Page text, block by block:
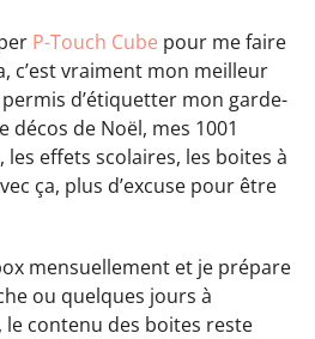
P-Touch Cube pour me faire
c’est vraiment mon meilleur
permis d’étiquetter mon garde-
décos de Noël, mes 1001
les effets scolaires, les boites à
ça, plus d’excuse pour être
mensuellement et je prépare
ou quelques jours à
le contenu des boites reste